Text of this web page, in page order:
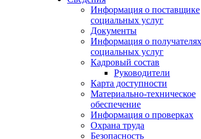
Информация о поставщике
социальных услуг
Документы
Информация о получателях
социальных услуг
Кадровый состав
Руководители
Карта доступности
Материально-техническое
обеспечение
Информация о проверках
Охрана труда
Безопасность